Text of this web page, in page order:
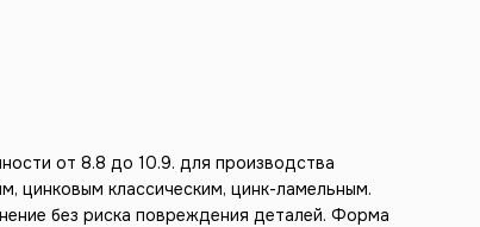
от 8.8 до 10.9. для производства
цинковым классическим, цинк-ламельным.
без риска повреждения деталей. Форма